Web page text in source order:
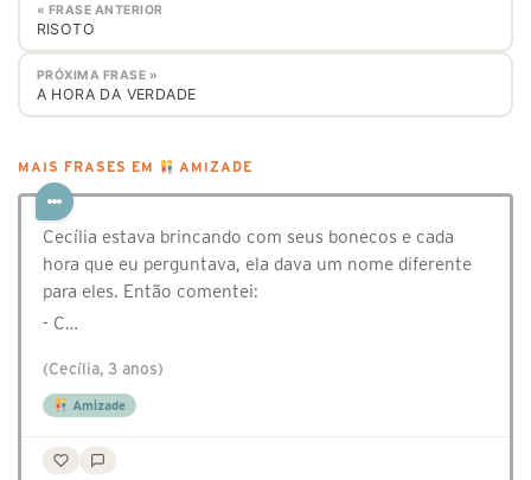
« FRASE ANTERIOR
RISOTO
PRÓXIMA FRASE »
A HORA DA VERDADE
MAIS FRASES EM AMIZADE
Cecília estava brincando com seus bonecos e cada
hora que eu perguntava, ela dava um nome diferente
para eles. Então comentei:
- C…
(Cecília, 3 anos)
Amizade